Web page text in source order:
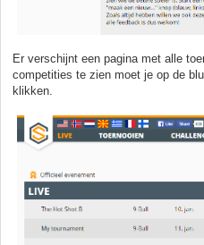
Er verschijnt een pagina met alle
competities te zien moet je op de
klikken.